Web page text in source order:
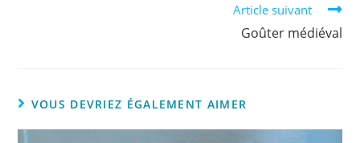
Article suivant
Goûter médiéval
VOUS DEVRIEZ ÉGALEMENT AIMER